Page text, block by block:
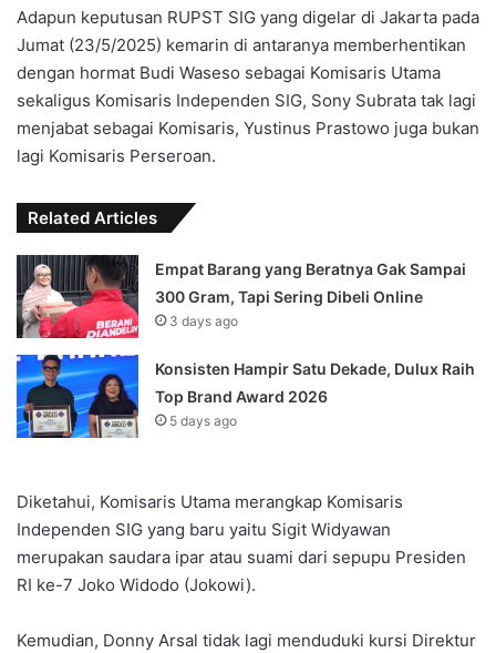
Adapun keputusan RUPST SIG yang digelar di Jakarta pada
Jumat (23/5/2025) kemarin di antaranya memberhentikan
dengan hormat Budi Waseso sebagai Komisaris Utama
sekaligus Komisaris Independen SIG, Sony Subrata tak lagi
menjabat sebagai Komisaris, Yustinus Prastowo juga bukan
lagi Komisaris Perseroan.
Related Articles
Empat Barang yang Beratnya Gak Sampai
300 Gram, Tapi Sering Dibeli Online
3 days ago
Konsisten Hampir Satu Dekade, Dulux Raih
Top Brand Award 2026
5 days ago
Diketahui, Komisaris Utama merangkap Komisaris
Independen SIG yang baru yaitu Sigit Widyawan
merupakan saudara ipar atau suami dari sepupu Presiden
RI ke-7 Joko Widodo (Jokowi).
Kemudian, Donny Arsal tidak lagi menduduki kursi Direktur